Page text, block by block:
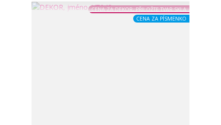
CENA ZA DEKOR, PŘILOŽTE TVAR SKLA
CENA ZA PÍSMENKO